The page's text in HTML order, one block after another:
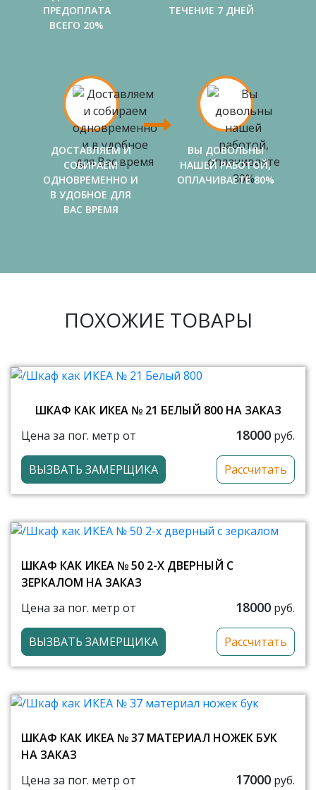
ПРЕДОПЛАТА
ВСЕГО 20%
ТЕЧЕНИЕ 7 ДНЕЙ
ДОСТАВЛЯЕМ И
СОБИРАЕМ
ОДНОВРЕМЕННО И
В УДОБНОЕ ДЛЯ
ВАС ВРЕМЯ
ВЫ ДОВОЛЬНЫ
НАШЕЙ РАБОТОЙ,
ОПЛАЧИВАЕТЕ 80%
ПОХОЖИЕ ТОВАРЫ
ШКАФ КАК ИКЕА № 21 БЕЛЫЙ 800 НА ЗАКАЗ
Цена за пог. метр от
18000 руб.
ВЫЗВАТЬ ЗАМЕРЩИКА Рассчитать
ШКАФ КАК ИКЕА № 50 2-Х ДВЕРНЫЙ С
ЗЕРКАЛОМ НА ЗАКАЗ
Цена за пог. метр от
18000 руб.
ВЫЗВАТЬ ЗАМЕРЩИКА Рассчитать
ШКАФ КАК ИКЕА № 37 МАТЕРИАЛ НОЖЕК БУК
НА ЗАКАЗ
Цена за пог. метр от
17000 руб.